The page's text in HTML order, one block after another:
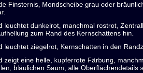
Finsternis, Mondscheibe grau oder
leuchtet dunkelrot, manchmal rostrot,
zum Rand des Kernschattens hin.
leuchtet ziegelrot, Kernschatten in den
zeigt eine helle, kupferrote Färbung,
bläulichen Saum; alle Oberflächendetails